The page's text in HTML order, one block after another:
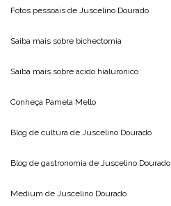
Fotos pessoais de Juscelino Dourado
Saiba mais sobre bichectomia
Saiba mais sobre acido hialuronico
Conheça Pamela Mello
Blog de cultura de Juscelino Dourado
Blog de gastronomia de Juscelino Dourado
Medium de Juscelino Dourado